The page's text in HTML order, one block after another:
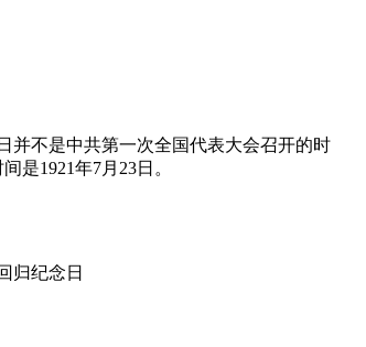
并不是中共第一次全国代表大会召开的时
是1921年7月23日。
归纪念日